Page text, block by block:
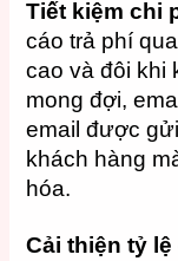
Tiết kiệm chi
cáo trả phí
cao và đôi khi
mong đợi,
email được
khách hàng
hóa.
Cải thiện tỷ